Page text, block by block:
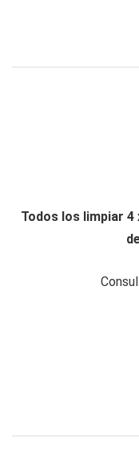
Todos los limpiar 4